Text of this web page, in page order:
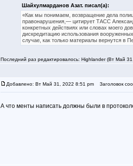
Шайхулмарданов Азат. писал(а):
«Как мы понимаем, возвращение дела
правонарушения,— цитирует ТАСС
конкретных действиях или словах моего
дискредитацию использования
случае, как только материалы вернутся в
Последний раз редактировалось: Highlander (Вт Май
Добавлено: Вт Май 31, 2022 8:51 pm Заголовок
А что менты написать должны были в